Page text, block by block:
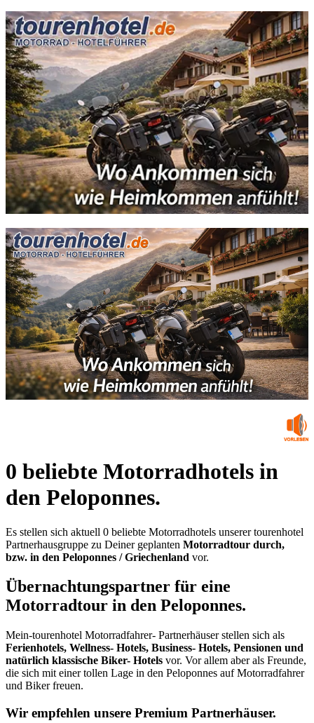
0 beliebte Motorradhotels in
den Peloponnes.
Es stellen sich aktuell 0 beliebte Motorradhotels unserer tourenhotel
Partnerhausgruppe zu Deiner geplanten Motorradtour durch,
bzw. in den Peloponnes / Griechenland vor.
Übernachtungspartner für eine
Motorradtour in den Peloponnes.
Mein-tourenhotel Motorradfahrer- Partnerhäuser stellen sich als
Ferienhotels, Wellness- Hotels, Business- Hotels, Pensionen und
natürlich klassische Biker- Hotels vor. Vor allem aber als Freunde,
die sich mit einer tollen Lage in den Peloponnes auf Motorradfahrer
und Biker freuen.
Wir empfehlen unsere Premium Partnerhäuser.